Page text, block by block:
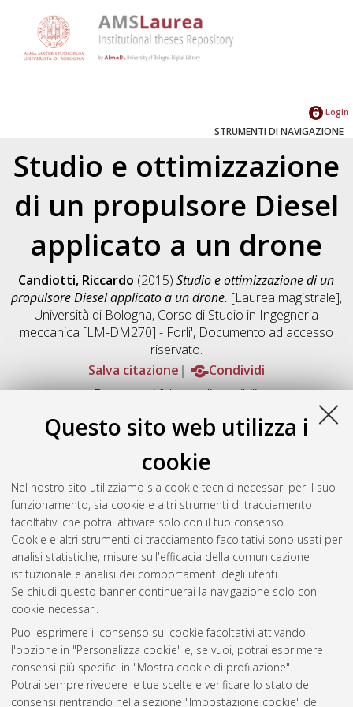
Questo sito web utilizza i
cookie
Nel nostro sito utilizziamo sia cookie tecnici necessari per il suo
funzionamento, sia cookie e altri strumenti di tracciamento
facoltativi che potrai attivare solo con il tuo consenso.
Cookie e altri strumenti di tracciamento facoltativi sono usati per
analisi statistiche, misure sull'efficacia della comunicazione
istituzionale e analisi dei comportamenti degli utenti.
Se chiudi questo banner continuerai la navigazione solo con i
cookie necessari.
Puoi esprimere il consenso sui cookie facoltativi attivando
l'opzione in "Personalizza cookie" e, se vuoi, potrai esprimere
consensi più specifici in "Mostra cookie di profilazione".
Potrai sempre rivedere le tue scelte e verificare lo stato dei
consensi rientrando nella sezione "Impostazione cookie" del
Login
STRUMENTI DI NAVIGAZIONE
Studio e ottimizzazione
di un propulsore Diesel
applicato a un drone
Candiotti, Riccardo (2015)Studio e ottimizzazione di un
propulsore Diesel applicato a un drone. [Laurea magistrale],
Università di Bologna, Corso di Studio in Ingegneria
meccanica [LM-DM270] - Forli', Documento ad accesso
riservato.
Salva citazione
Condividi
Documenti full-text disponibili:
Documento PDF
Full-text non accessibile
Download (24MB) |
Abstract
Altri metadati
Gestione del documento:
Atom
Rss 1.0
Rss 2.0